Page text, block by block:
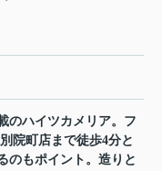
のハイツカメリア。フ
院町店まで徒歩4分と
のもポイント。造りと